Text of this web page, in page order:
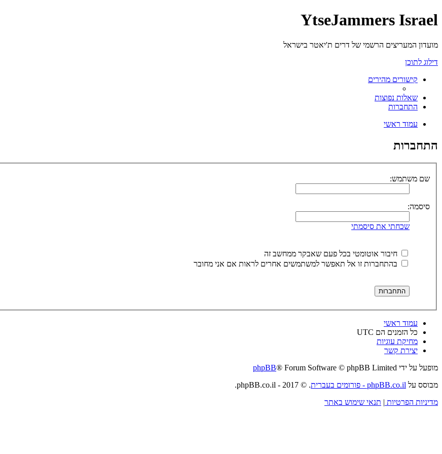
YtseJammers Israel
מועדון המעריצים הרשמי של דרים ת'יאטר בישראל
דילוג לתוכן
קישורים מהירים
שאלות נפוצות
התחברות
עמוד ראשי
התחברות
שם משתמש:
סיסמה:
שכחתי את סיסמתי
חיבור אוטומטי בכל פעם שאבקר ממחשב זה
בהתחברות זו אל תאפשר למשתמשים אחרים לראות אם אני מחובר
עמוד ראשי
כל הזמנים הם UTC
מחיקת עוגיות
יצירת קשר
מופעל על ידי
phpBB® Forum Software © phpBB Limited
מבוסס על phpBB.co.il - פורומים בעברית
. © 2017 - phpBB.co.il.
מדיניות הפרטיות | תנאי שימוש באתר